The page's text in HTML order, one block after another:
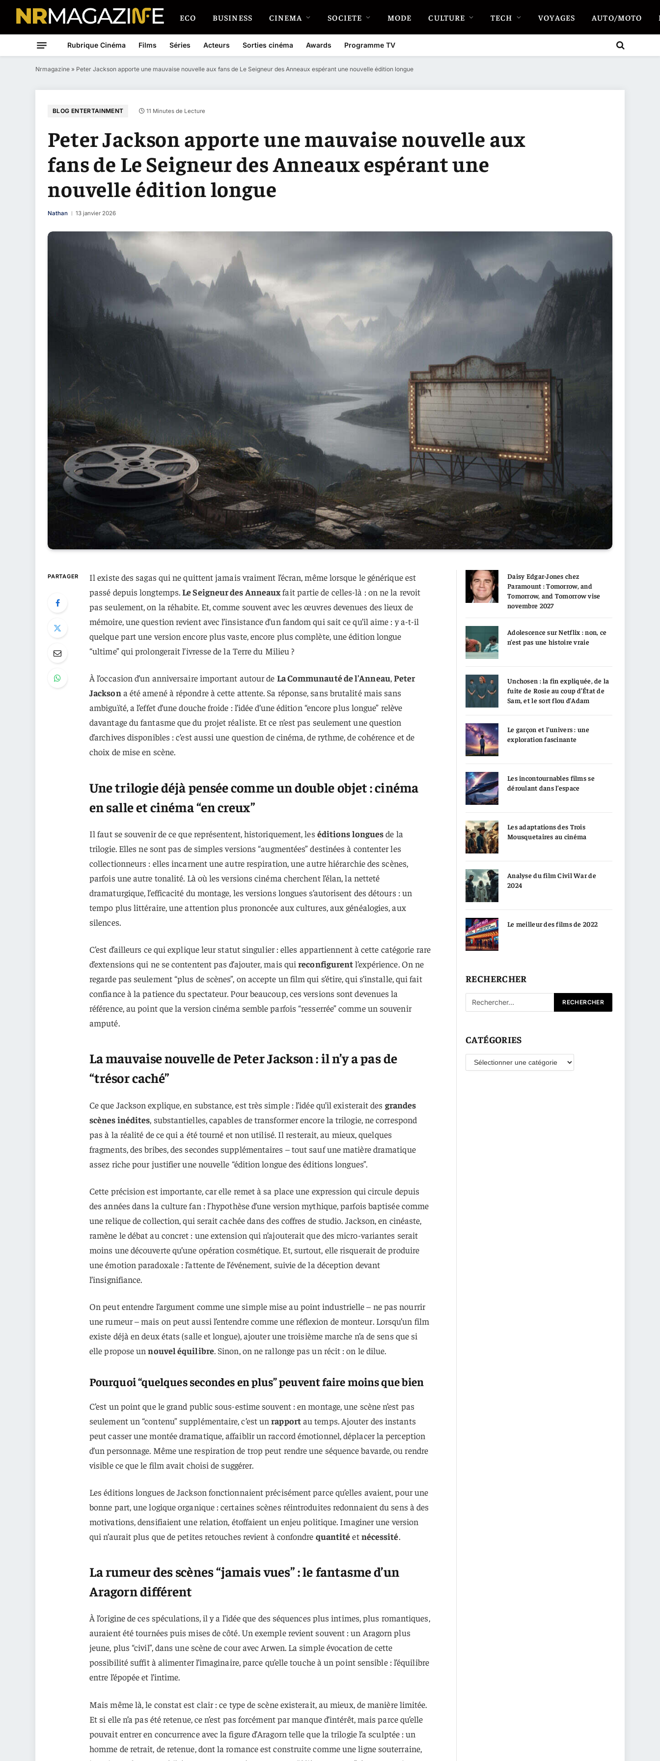
ECO BUSINESS CINEMA SOCIETE MODE CULTURE TECH VOYAGES AUTO/MOTO
Rubrique Cinéma Films Séries Acteurs Sorties cinéma Awards Programme TV
Nrmagazine » Peter Jackson apporte une mauvaise nouvelle aux fans de Le Seigneur des Anneaux espérant une nouvelle édition longue
BLOG ENTERTAINMENT 11 Minutes de Lecture
Peter Jackson apporte une mauvaise nouvelle aux
fans de Le Seigneur des Anneaux espérant une
nouvelle édition longue
Nathan 13 janvier 2026
PARTAGER
Il existe des sagas qui ne quittent jamais vraiment l’écran, même lorsque le générique est
passé depuis longtemps.Le Seigneur des Anneauxfait partie de celles-là : on ne la revoit
pas seulement, on la réhabite. Et, comme souvent avec les œuvres devenues des lieux de
mémoire, une question revient avec l’insistance d’un fandom qui sait ce qu’il aime : y a-t-il
quelque part une version encore plus vaste, encore plus complète, une édition longue
“ultime” qui prolongerait l’ivresse de la Terre du Milieu ?
À l’occasion d’un anniversaire important autour de La Communauté de l’Anneau,Peter
Jackson a été amené à répondre à cette attente. Sa réponse, sans brutalité mais sans
ambiguïté, a l’effet d’une douche froide : l’idée d’une édition “encore plus longue” relève
davantage du fantasme que du projet réaliste. Et ce n’est pas seulement une question
d’archives disponibles : c’est aussi une question de cinéma, de rythme, de cohérence et de
choix de mise en scène.
Une trilogie déjà pensée comme un double objet : cinéma
en salle et cinéma “en creux”
Il faut se souvenir de ce que représentent, historiquement, les éditions longuesde la
trilogie. Elles ne sont pas de simples versions “augmentées” destinées à contenter les
collectionneurs : elles incarnent une autre respiration, une autre hiérarchie des scènes,
parfois une autre tonalité. Là où les versions cinéma cherchent l’élan, la netteté
dramaturgique, l’efficacité du montage, les versions longues s’autorisent des détours : un
tempo plus littéraire, une attention plus prononcée aux cultures, aux généalogies, aux
silences.
C’est d’ailleurs ce qui explique leur statut singulier : elles appartiennent à cette catégorie rare
d’extensions qui ne se contentent pas d’ajouter, mais quireconfigurentl’expérience. On ne
regarde pas seulement “plus de scènes”, on accepte un film qui s’étire, qui s’installe, qui fait
confiance à la patience du spectateur. Pour beaucoup, ces versions sont devenues la
référence, au point que la version cinéma semble parfois “resserrée” comme un souvenir
amputé.
La mauvaise nouvelle de Peter Jackson : il n’y a pas de
“trésor caché”
Ce que Jackson explique, en substance, est très simple : l’idée qu’il existerait des grandes
scènes inédites, substantielles, capables de transformer encore la trilogie, ne correspond
pas à la réalité de ce qui a été tourné et non utilisé. Il resterait, au mieux, quelques
fragments, des bribes, des secondes supplémentaires – tout sauf une matière dramatique
assez riche pour justifier une nouvelle “édition longue des éditions longues”.
Cette précision est importante, car elle remet à sa place une expression qui circule depuis
des années dans la culture fan : l’hypothèse d’une version mythique, parfois baptisée comme
une relique de collection, qui serait cachée dans des coffres de studio. Jackson, en cinéaste,
ramène le débat au concret : une extension qui n’ajouterait que des micro-variantes serait
moins une découverte qu’une opération cosmétique. Et, surtout, elle risquerait de produire
une émotion paradoxale : l’attente de l’événement, suivie de la déception devant
l’insignifiance.
On peut entendre l’argument comme une simple mise au point industrielle – ne pas nourrir
une rumeur – mais on peut aussi l’entendre comme une réflexion de monteur. Lorsqu’un film
existe déjà en deux états (salle et longue), ajouter une troisième marche n’a de sens que si
elle propose unnouvel équilibre. Sinon, on ne rallonge pas un récit : on le dilue.
Pourquoi “quelques secondes en plus” peuvent faire moins que bien
C’est un point que le grand public sous-estime souvent : en montage, une scène n’est pas
seulement un “contenu” supplémentaire, c’est unrapportau temps. Ajouter des instants
peut casser une montée dramatique, affaiblir un raccord émotionnel, déplacer la perception
d’un personnage. Même une respiration de trop peut rendre une séquence bavarde, ou rendre
visible ce que le film avait choisi de suggérer.
Les éditions longues de Jackson fonctionnaient précisément parce qu’elles avaient, pour une
bonne part, une logique organique : certaines scènes réintroduites redonnaient du sens à des
motivations, densifiaient une relation, étoffaient un enjeu politique. Imaginer une version
qui n’aurait plus que de petites retouches revient à confondre quantitéetnécessité.
La rumeur des scènes “jamais vues” : le fantasme d’un
Aragorn différent
À l’origine de ces spéculations, il y a l’idée que des séquences plus intimes, plus romantiques,
auraient été tournées puis mises de côté. Un exemple revient souvent : un Aragorn plus
jeune, plus “civil”, dans une scène de cour avec Arwen. La simple évocation de cette
possibilité suffit à alimenter l’imaginaire, parce qu’elle touche à un point sensible : l’équilibre
entre l’épopée et l’intime.
Mais même là, le constat est clair : ce type de scène existerait, au mieux, de manière limitée.
Et si elle n’a pas été retenue, ce n’est pas forcément par manque d’intérêt, mais parce qu’elle
pouvait entrer en concurrence avec la figure d’Aragorn telle que la trilogie l’a sculptée : un
homme de retrait, de retenue, dont la romance est construite comme une ligne souterraine,
Daisy Edgar-Jones chez
Paramount : Tomorrow, and
Tomorrow, and Tomorrow vise
novembre 2027
Adolescence sur Netflix : non, ce
n’est pas une histoire vraie
Unchosen : la fin expliquée, de la
fuite de Rosie au coup d’État de
Sam, et le sort flou d’Adam
Le garçon et l’univers : une
exploration fascinante
Les incontournables films se
déroulant dans l’espace
Les adaptations des Trois
Mousquetaires au cinéma
Analyse du film Civil War de
2024
Le meilleur des films de 2022
RECHERCHER
CATÉGORIES
Catégories